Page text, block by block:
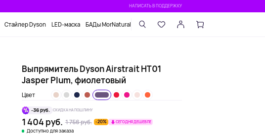
НАПИСАТЬ В ПОДДЕРЖКУ
Стайлер Dyson LED-маска БАДы MorNatural
Выпрямитель Dyson Airstrait HT01
Jasper Plum, фиолетовый
Цвет
-36 руб. СКИДКА НА ПОШЛИНУ
1 404 руб. 1 756 руб. -20% СЕГОДНЯ ДЕШЕВЛЕ
Доступно для заказа